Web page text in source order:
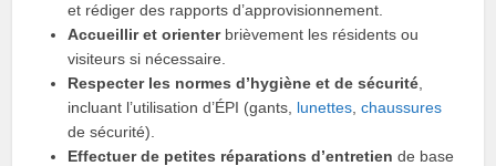
et rédiger des rapports d’approvisionnement.
Accueillir et orienterbrièvement les résidents ou
visiteurs si nécessaire.
Respecter les normes d’hygiène et de sécurité
incluant l’utilisation d’ÉPI (gants, lunettes ,chaussures
de sécurité).
Effectuer de petites réparations d’entretien de base